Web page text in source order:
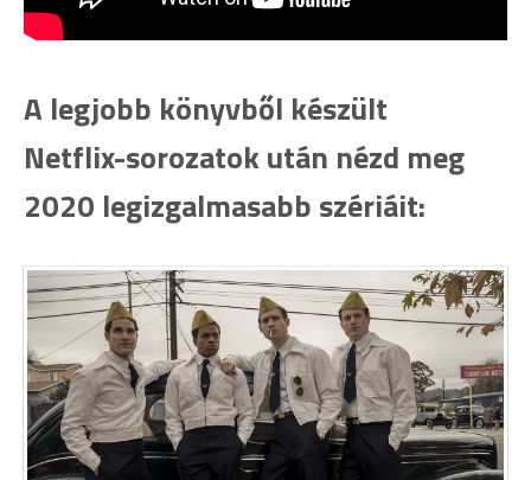
A legjobb könyvből készült
Netflix-sorozatok után nézd meg
2020 legizgalmasabb szériáit: